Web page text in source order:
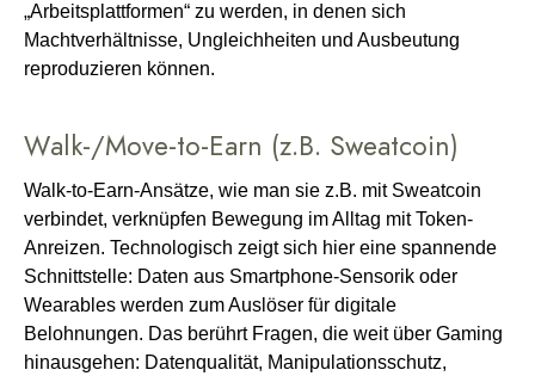
„Arbeitsplattformen“ zu werden, in denen sich
Machtverhältnisse, Ungleichheiten und Ausbeutung
reproduzieren können.
Walk-/Move-to-Earn (z.B. Sweatcoin)
Walk-to-Earn-Ansätze, wie man sie z.B. mit Sweatcoin
verbindet, verknüpfen Bewegung im Alltag mit Token-
Anreizen. Technologisch zeigt sich hier eine spannende
Schnittstelle: Daten aus Smartphone‑Sensorik oder
Wearables werden zum Auslöser für digitale
Belohnungen. Das berührt Fragen, die weit über Gaming
hinausgehen: Datenqualität, Manipulationsschutz,